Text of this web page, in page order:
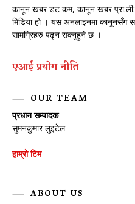
कानून खबर डट कम, कानून खबर
मिडिया हो । यस अनलाइनमा कानूनसँग
सामग्रिहरु पढ्न सक्नुहुने छ ।
एआई प्रयाेग नीति
OUR TEAM
प्रधान सम्पादक
सुमनकुमार लुइटेल
हाम्रो टिम
ABOUT US